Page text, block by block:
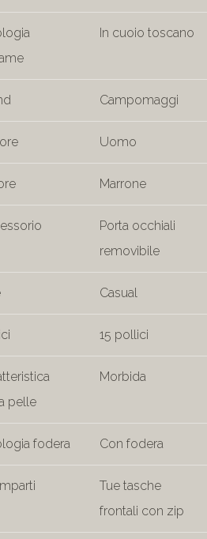
In cuoio toscano
Campomaggi
Uomo
Marrone
Porta occhiali
removibile
Casual
15 pollici
pelle
Morbida
fodera Con fodera
Tue tasche
frontali con zip